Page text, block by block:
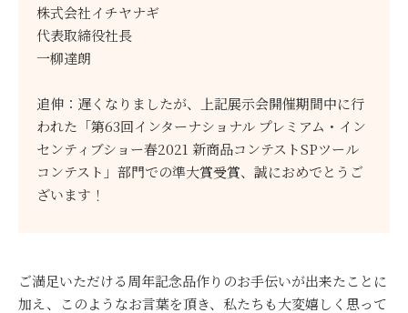
株式会社イチヤナギ
代表取締役社長
一柳達朗
追伸：遅くなりましたが、上記展示会開催期間中に行
われた「第63回インターナショナル プレミアム・イン
センティブショー春2021 新商品コンテストSPツール
コンテスト」部門での準大賞受賞、誠におめでとうご
ざいます！
ご満足いただける周年記念品作りのお手伝いが出来たことに
加え、このような​お言葉を頂き、私たちも大変嬉しく思って